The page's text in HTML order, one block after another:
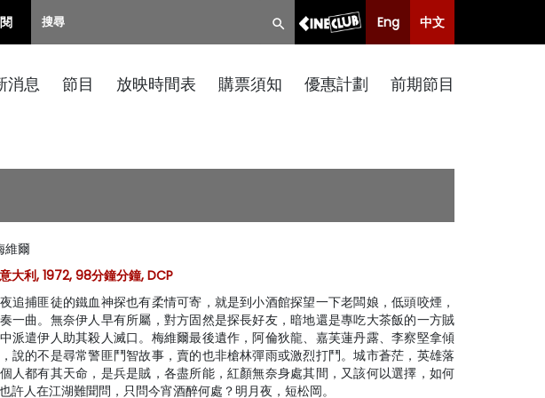
Eng 中文
消息 節目 放映時間表 購票須知 優惠計劃 前期節目
維爾
大利, 1972, 98分鐘分鐘, DCP
追捕匪徒的鐵血神探也有柔情可寄，就是到小酒館探望一下老闆娘，低頭咬煙，
一曲。無奈伊人早有所屬，對方固然是探長好友，暗地還是專吃大茶飯的一方賊
派遣伊人助其殺人滅口。梅維爾最後遺作，阿倫狄龍、嘉芙蓮丹露、李察堅拿傾
說的不是尋常警匪鬥智故事，賣的也非槍林彈雨或激烈打鬥。城市蒼茫，英雄落
人都有其天命，是兵是賊，各盡所能，紅顏無奈身處其間，又該何以選擇，如何
許人在江湖難聞問，只問今宵酒醉何處？明月夜，短松岡。